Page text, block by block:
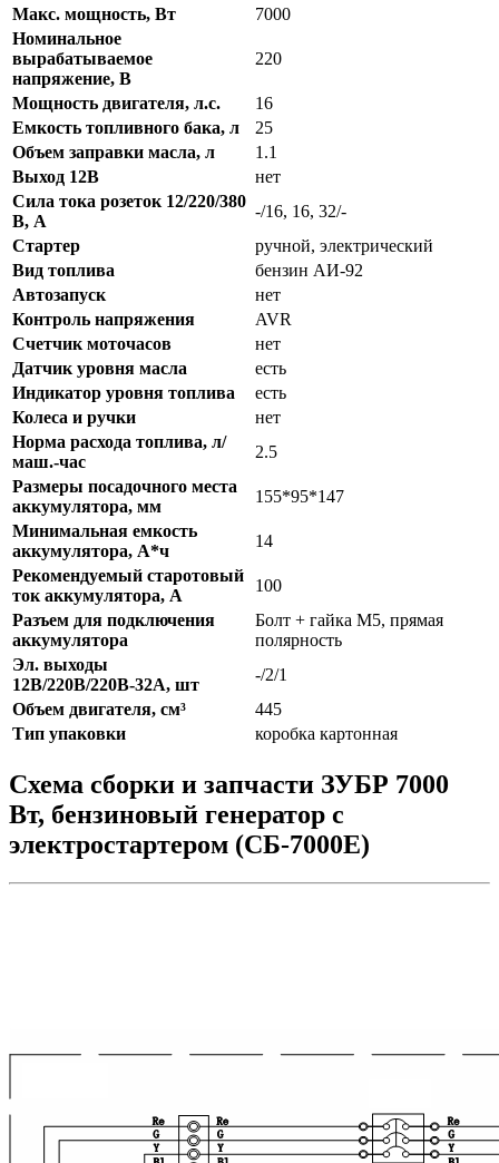
Макс. мощность, Вт
7000
Номинальное
вырабатываемое
напряжение, В
220
Мощность двигателя, л.с.
16
Емкость топливного бака, л
25
Объем заправки масла, л
1.1
Выход 12В
нет
Сила тока розеток 12/220/380
В, А
-/16, 16, 32/-
Стартер
ручной, электрический
Вид топлива
бензин АИ-92
Автозапуск
нет
Контроль напряжения
AVR
Счетчик моточасов
нет
Датчик уровня масла
есть
Индикатор уровня топлива
есть
Колеса и ручки
нет
Норма расхода топлива, л/
маш.-час
2.5
Размеры посадочного места
аккумулятора, мм
155*95*147
Минимальная емкость
аккумулятора, А*ч
14
Рекомендуемый старотовый
ток аккумулятора, А
100
Разъем для подключения
аккумулятора
Болт + гайка М5, прямая
полярность
Эл. выходы
12В/220В/220В-32А, шт
-/2/1
Объем двигателя, см³
445
Тип упаковки
коробка картонная
Схема сборки и запчасти ЗУБР 7000
Вт, бензиновый генератор с
электростартером (СБ-7000Е)